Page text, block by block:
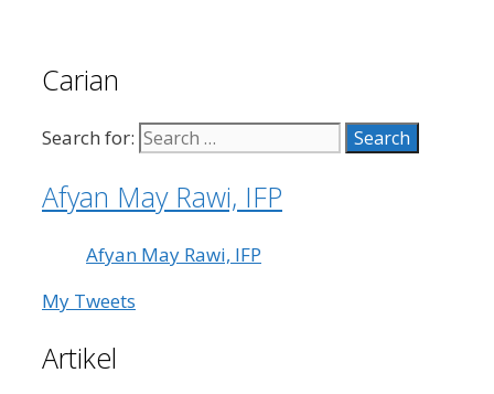
Carian
Search for:
Afyan May Rawi, IFP
Afyan May Rawi, IFP
My Tweets
Artikel